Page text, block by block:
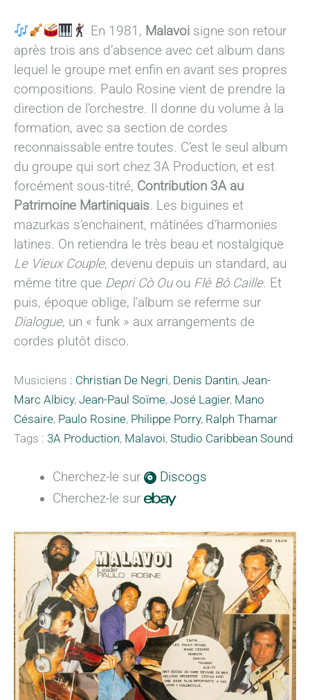
En 1981, Malavoi signe son retour
après trois ans d’absence avec cet album dans
lequel le groupe met enfin en avant ses propres
compositions. Paulo Rosine vient de prendre la
direction de l’orchestre. Il donne du volume à la
formation, avec sa section de cordes
reconnaissable entre toutes. C’est le seul album
du groupe qui sort chez 3A Production, et est
forcément sous-titré, Contribution 3A au
Patrimoine Martiniquais. Les biguines et
mazurkas s’enchainent, mâtinées d’harmonies
latines. On retiendra le très beau et nostalgique
Le Vieux Couple, devenu depuis un standard, au
même titre que Depri Cò Ouou Flè Bô Caille. Et
puis, époque oblige, l’album se referme sur
Dialogue, un « funk » aux arrangements de
cordes plutôt disco.
Musiciens : Christian De Negri, Denis Dantin, Jean-
Marc Albicy, Jean-Paul Soïme, José Lagier, Mano
Césaire, Paulo Rosine, Philippe Porry, Ralph Thamar
Tags : 3A Production, Malavoi, Studio Caribbean Sound
Cherchez-le sur
Discogs
Cherchez-le sur